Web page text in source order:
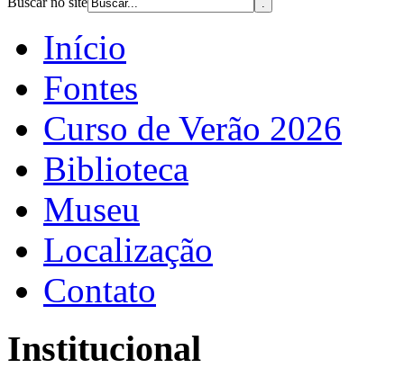
Início
Fontes
Curso de Verão 2026
Biblioteca
Museu
Localização
Contato
Institucional